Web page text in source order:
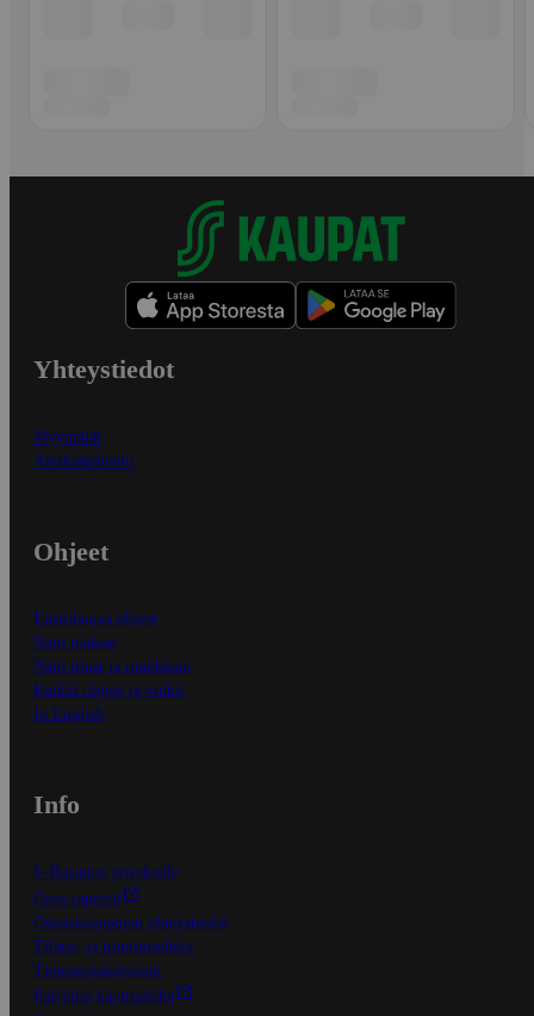
Yhteystiedot
Myymälät
Asiakaspalvelu
Ohjeet
Ensitilaajan ohjeet
Näin maksat
Näin tilaat ja muokkaat
Kaikki ohjeet ja vinkit
In English
Info
S-Business yrityksille
Oiva-raportit
Osuuskauppojen yhteystiedot
Tilaus- ja toimitusehdot
Tietosuojakäytäntö
Palvelun käyttöehdot